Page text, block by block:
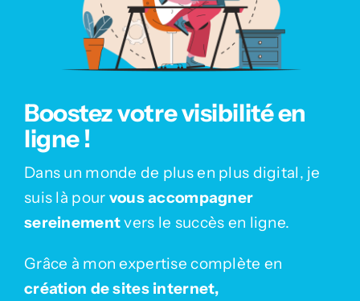
Boostez votre visibilité en
ligne !
Dans un monde de plus en plus digital, je
suis là pour vous accompagner
sereinementvers le succès en ligne.
Grâce à mon expertise complète en
création de sites internet,